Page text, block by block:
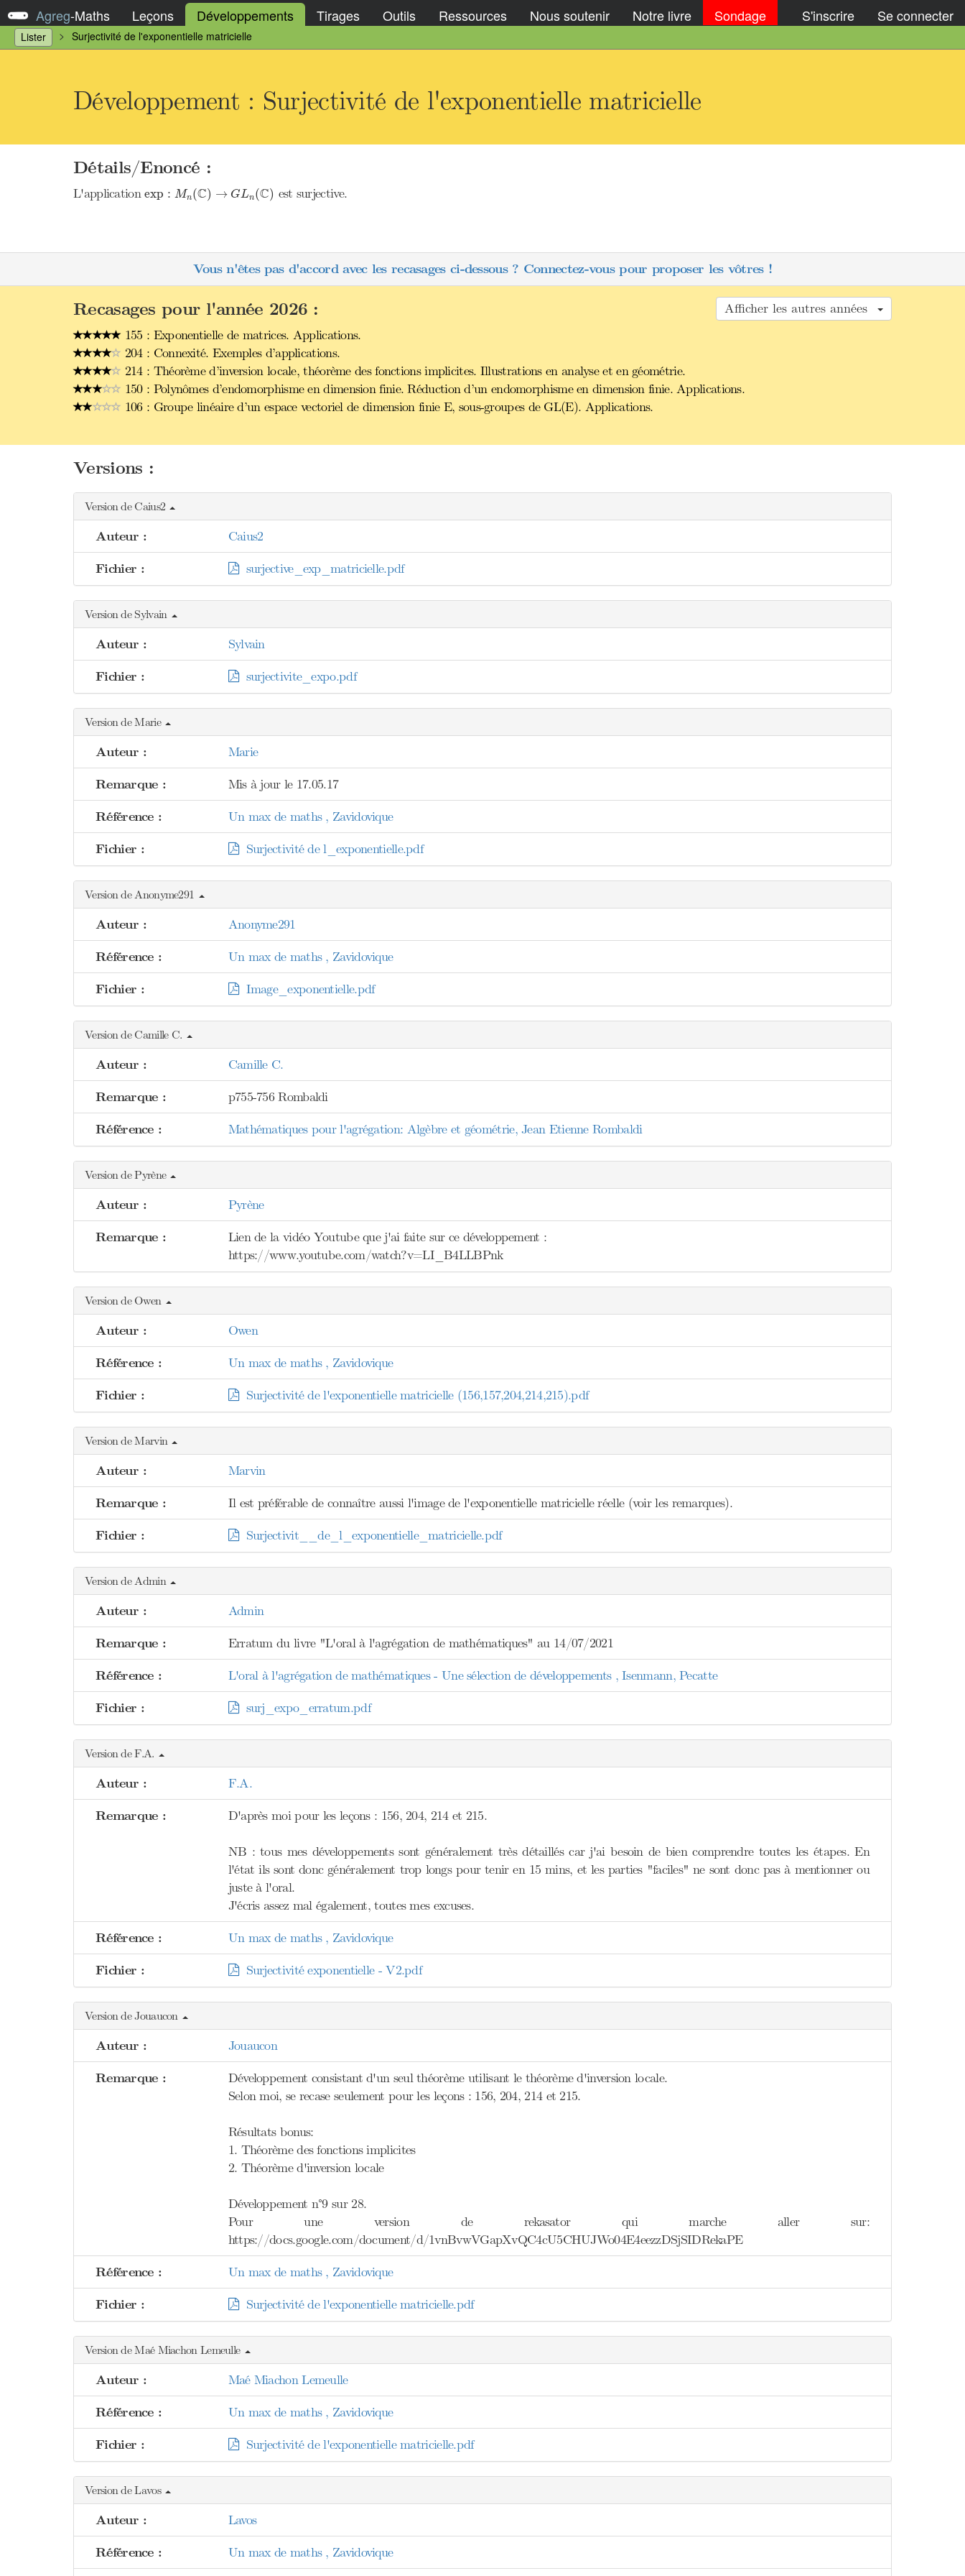
Agreg-Maths Leçons Développements Tirages Outils Ressources Nous soutenir Notre livre Sondage S'inscrire Se connecter
Lister Surjectivité de l'exponentielle matricielle
Développement : Surjectivité de l'exponentielle matricielle
Détails/Enoncé :
L'applicationexp : Mn(C) → GLn(C)
Mn( C)→ G Ln( C) est surjective.
Vous n'êtes pas d'accord avec les recasages ci-dessous ? Connectez-vous pour proposer les vôtres !
Afficher les autres années
Recasages pour l'année 2026 :
155 : Exponentielle de matrices. Applications.
204 : Connexité. Exemples d’applications.
214 : Théorème d’inversion locale, théorème des fonctions implicites. Illustrations en analyse et en géométrie.
150 : Polynômes d’endomorphisme en dimension finie. Réduction d’un endomorphisme en dimension finie. Applications.
106 : Groupe linéaire d’un espace vectoriel de dimension finie E, sous-groupes de GL(E). Applications.
Versions :
Version de Caius2
Auteur : Caius2
Fichier : surjective_exp_matricielle.pdf
Version de Sylvain
Auteur : Sylvain
Fichier : surjectivite_expo.pdf
Version de Marie
Auteur : Marie
Remarque : Mis à jour le 17.05.17
Référence : Un max de maths , Zavidovique
Fichier : Surjectivité de l_exponentielle.pdf
Version de Anonyme291
Auteur : Anonyme291
Référence : Un max de maths , Zavidovique
Fichier : Image_exponentielle.pdf
Version de Camille C.
Auteur : Camille C.
Remarque : p755-756 Rombaldi
Référence : Mathématiques pour l'agrégation: Algèbre et géométrie, Jean Etienne Rombaldi
Version de Pyrène
Auteur : Pyrène
Remarque :
Lien de la vidéo Youtube que j'ai faite sur ce développement :
https://www.youtube.com/watch?v=LI_B4LLBPnk
Version de Owen
Auteur : Owen
Référence : Un max de maths , Zavidovique
Fichier : Surjectivité de l'exponentielle matricielle (156,157,204,214,215).pdf
Version de Marvin
Auteur : Marvin
Remarque : Il est préférable de connaître aussi l'image de l'exponentielle matricielle réelle (voir les remarques).
Fichier : Surjectivit__de_l_exponentielle_matricielle.pdf
Version de Admin
Auteur : Admin
Remarque : Erratum du livre "L'oral à l'agrégation de mathématiques" au 14/07/2021
Référence : L'oral à l'agrégation de mathématiques - Une sélection de développements , Isenmann, Pecatte
Fichier : surj_expo_erratum.pdf
Version de F.A.
Auteur : F.A.
Remarque : D'après moi pour les leçons : 156, 204, 214 et 215.
NB : tous mes développements sont généralement très détaillés car j'ai besoin de bien comprendre toutes les étapes. En
l'état ils sont donc généralement trop longs pour tenir en 15 mins, et les parties "faciles" ne sont donc pas à mentionner ou
juste à l'oral.
J'écris assez mal également, toutes mes excuses.
Référence : Un max de maths , Zavidovique
Fichier : Surjectivité exponentielle - V2.pdf
Version de Jouaucon
Auteur : Jouaucon
Remarque :
Développement consistant d'un seul théorème utilisant le théorème d'inversion locale.
Selon moi, se recase seulement pour les leçons : 156, 204, 214 et 215.
Résultats bonus:
1. Théorème des fonctions implicites
2. Théorème d'inversion locale
Développement n°9 sur 28.
Pour une version de rekasator qui marche aller sur:
https://docs.google.com/document/d/1vnBvwVGapXvQC4cU5CHUJWo04E4eezzDSjSIDRekaPE
Référence : Un max de maths , Zavidovique
Fichier : Surjectivité de l'exponentielle matricielle.pdf
Version de Maé Miachon Lemeulle
Auteur : Maé Miachon Lemeulle
Référence : Un max de maths , Zavidovique
Fichier : Surjectivité de l'exponentielle matricielle.pdf
Version de Lavos
Auteur : Lavos
Référence : Un max de maths , Zavidovique